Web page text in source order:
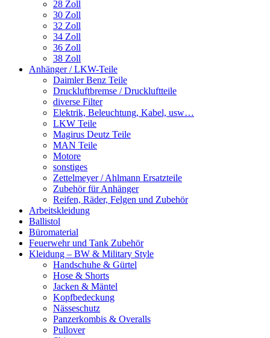
28 Zoll
30 Zoll
32 Zoll
34 Zoll
36 Zoll
38 Zoll
Anhänger / LKW-Teile
Daimler Benz Teile
Druckluftbremse / Druckluftteile
diverse Filter
Elektrik, Beleuchtung, Kabel, usw…
LKW Teile
Magirus Deutz Teile
MAN Teile
Motore
sonstiges
Zettelmeyer / Ahlmann Ersatzteile
Zubehör für Anhänger
Reifen, Räder, Felgen und Zubehör
Arbeitskleidung
Ballistol
Büromaterial
Feuerwehr und Tank Zubehör
Kleidung – BW & Military Style
Handschuhe & Gürtel
Hose & Shorts
Jacken & Mäntel
Kopfbedeckung
Nässeschutz
Panzerkombis & Overalls
Pullover